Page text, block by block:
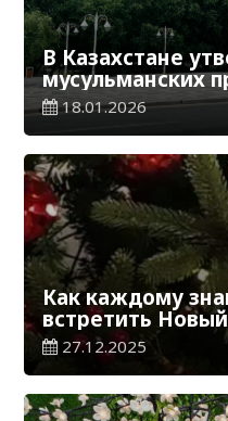
В Казахстане
мусульманских
даты Рамазана,
18.01.2026
Как каждому
встретить
прошел
27.12.2025